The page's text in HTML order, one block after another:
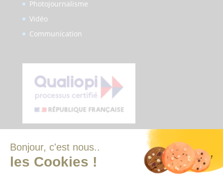
Photojournalisme
Vidéo
Communication